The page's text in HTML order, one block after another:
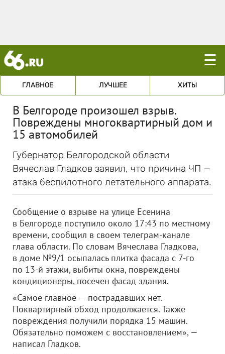
☰
ГЛАВНОЕ ЛУЧШЕЕ ХИТЫ
В Белгороде произошел взрыв.
Повреждены многоквартирный дом и
15 автомобилей
Губернатор Белгородской области
Вячеслав Гладков заявил, что причина ЧП —
атака беспилотного летательного аппарата.
Сообщение о взрыве на улице Есенина
в Белгороде поступило около 17:43 по местному
времени, сообщил в своем телеграм-канале
глава области. По словам Вячеслава Гладкова,
в доме №9/1 осыпалась плитка фасада с 7-го
по 13-й этажи, выбиты окна, повреждены
кондиционеры, посечен фасад здания.
«Самое главное — пострадавших нет.
Поквартирный обход продолжается. Также
повреждения получили порядка 15 машин.
Обязательно поможем с восстановлением», —
написал Гладков.